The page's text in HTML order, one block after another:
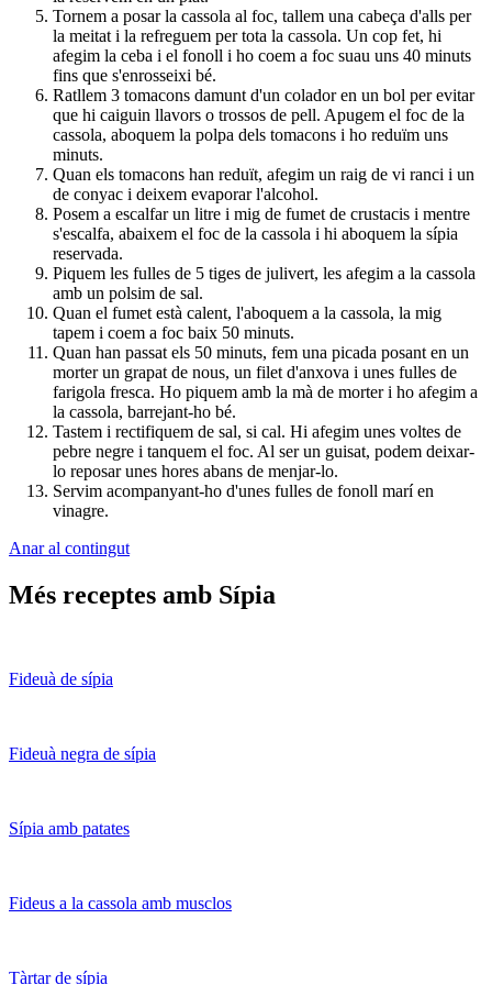
Tornem a posar la cassola al foc, tallem una cabeça d'alls per
la meitat i la refreguem per tota la cassola. Un cop fet, hi
afegim la ceba i el fonoll i ho coem a foc suau uns 40 minuts
fins que s'enrosseixi bé.
Ratllem 3 tomacons damunt d'un colador en un bol per evitar
que hi caiguin llavors o trossos de pell. Apugem el foc de la
cassola, aboquem la polpa dels tomacons i ho reduïm uns
minuts.
Quan els tomacons han reduït, afegim un raig de vi ranci i un
de conyac i deixem evaporar l'alcohol.
Posem a escalfar un litre i mig de fumet de crustacis i mentre
s'escalfa, abaixem el foc de la cassola i hi aboquem la sípia
reservada.
Piquem les fulles de 5 tiges de julivert, les afegim a la cassola
amb un polsim de sal.
Quan el fumet està calent, l'aboquem a la cassola, la mig
tapem i coem a foc baix 50 minuts.
Quan han passat els 50 minuts, fem una picada posant en un
morter un grapat de nous, un filet d'anxova i unes fulles de
farigola fresca. Ho piquem amb la mà de morter i ho afegim a
la cassola, barrejant-ho bé.
Tastem i rectifiquem de sal, si cal. Hi afegim unes voltes de
pebre negre i tanquem el foc. Al ser un guisat, podem deixar-
lo reposar unes hores abans de menjar-lo.
Servim acompanyant-ho d'unes fulles de fonoll marí en
vinagre.
Anar al contingut
Més receptes amb Sípia
Fideuà de sípia
Fideuà negra de sípia
Sípia amb patates
Fideus a la cassola amb musclos
Tàrtar de sípia